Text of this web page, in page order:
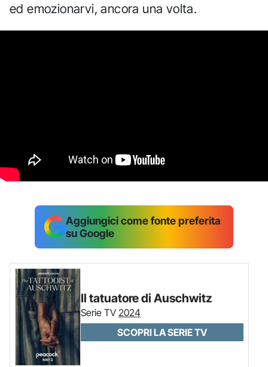
ed emozionarvi, ancora una volta.
Aggiungici come fonte preferita
su Google
Il tatuatore di Auschwitz
Serie TV 2024
SCOPRI LA SERIE TV